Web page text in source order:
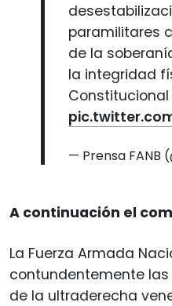
paramilitares
de la
la integridad
— Prensa FANB
A continuación el
La Fuerza Armada
contundentemente
de la ultraderecha